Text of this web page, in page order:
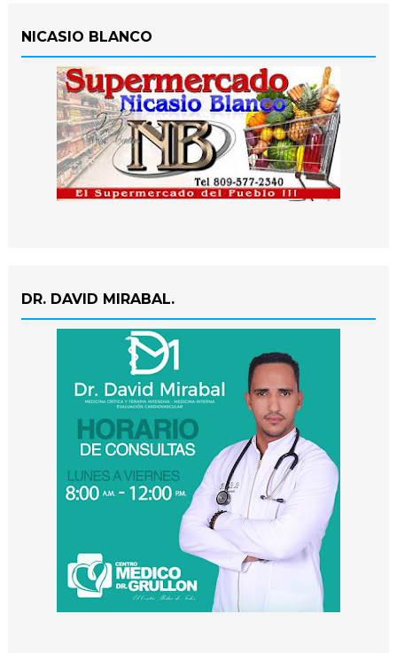
NICASIO BLANCO
DR. DAVID MIRABAL.